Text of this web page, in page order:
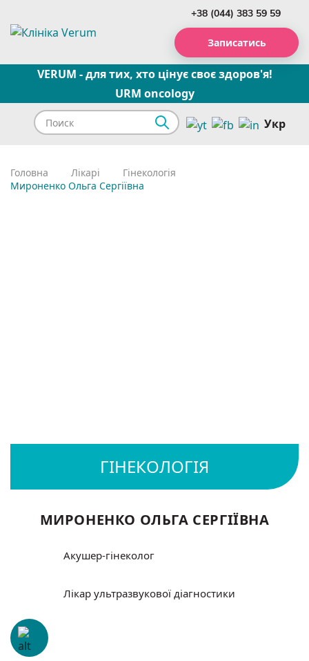
+38 (044) 383 59 59
Записатись
VERUM - для тих, хто цінує своє здоров'я!
URM oncology
Укр
Головна Лікарі
Гінекологія
Мироненко Ольга Сергіївна
МИРОНЕНКО ОЛЬГА СЕРГІЇВНА
Акушер-гінеколог
Лікар ультразвукової діагностики